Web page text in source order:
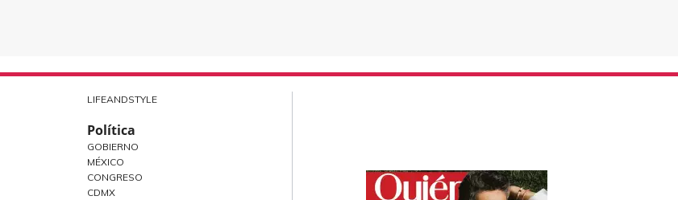
LIFEANDSTYLE
Política
GOBIERNO
MÉXICO
CONGRESO
CDMX